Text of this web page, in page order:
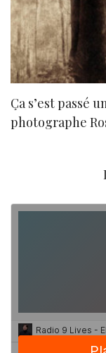
Ça s’est passé
photographe